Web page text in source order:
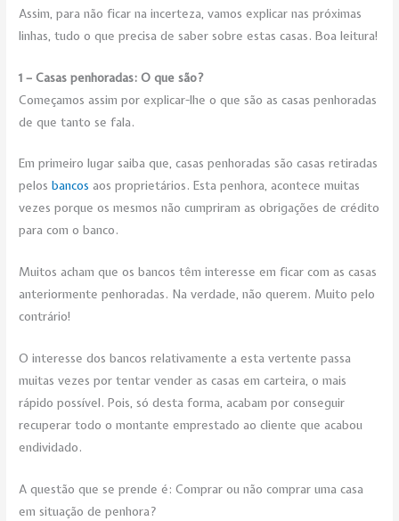
Assim, para não ficar na incerteza, vamos explicar nas próximas
linhas, tudo o que precisa de saber sobre estas casas. Boa leitura!
1 – Casas penhoradas: O que são?
Começamos assim por explicar-lhe o que são as casas penhoradas
de que tanto se fala.
Em primeiro lugar saiba que, casas penhoradas são casas retiradas
pelosbancosaos proprietários. Esta penhora, acontece muitas
vezes porque os mesmos não cumpriram as obrigações de crédito
para com o banco.
Muitos acham que os bancos têm interesse em ficar com as casas
anteriormente penhoradas. Na verdade, não querem. Muito pelo
contrário!
O interesse dos bancos relativamente a esta vertente passa
muitas vezes por tentar vender as casas em carteira, o mais
rápido possível. Pois, só desta forma, acabam por conseguir
recuperar todo o montante emprestado ao cliente que acabou
endividado.
A questão que se prende é: Comprar ou não comprar uma casa
em situação de penhora?